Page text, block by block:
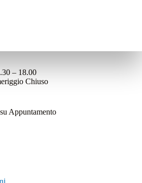
– 18.00
Chiuso
Appuntamento